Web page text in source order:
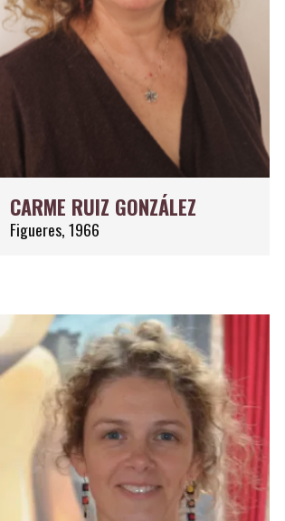
CARME RUIZ GONZÁLEZ
Figueres, 1966